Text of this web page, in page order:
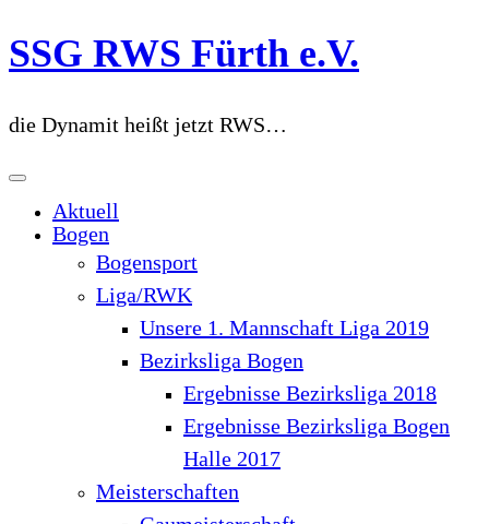
Zum
Inhalt
SSG RWS Fürth e.V.
die Dynamit heißt jetzt RWS…
Aktuell
Bogen
Bogensport
Liga/RWK
Unsere 1. Mannschaft Liga 2019
Bezirksliga Bogen
Ergebnisse Bezirksliga 2018
Ergebnisse Bezirksliga Bogen
Halle 2017
Meisterschaften